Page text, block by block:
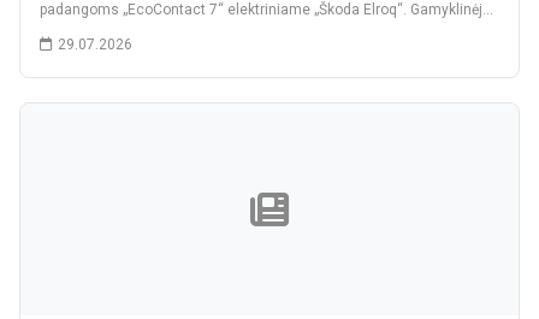
padangoms „EcoContact 7“ elektriniame „Škoda Elroq“. Gamyklinėje
29.07.2026